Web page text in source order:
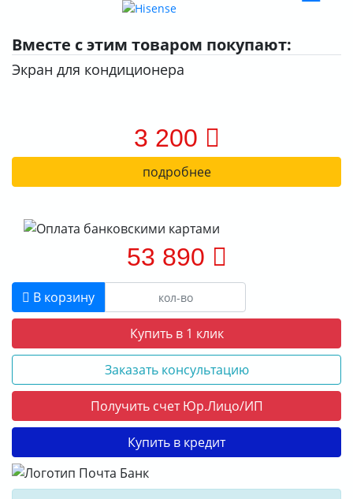
Вместе с этим товаром покупают:
Экран для кондиционера
3 200
подробнее
53 890
В корзину
Купить в 1 клик
Заказать консультацию
Получить счет Юр.Лицо/ИП
Купить в кредит